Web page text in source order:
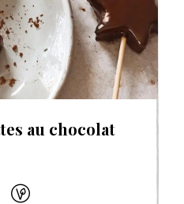
au chocolat